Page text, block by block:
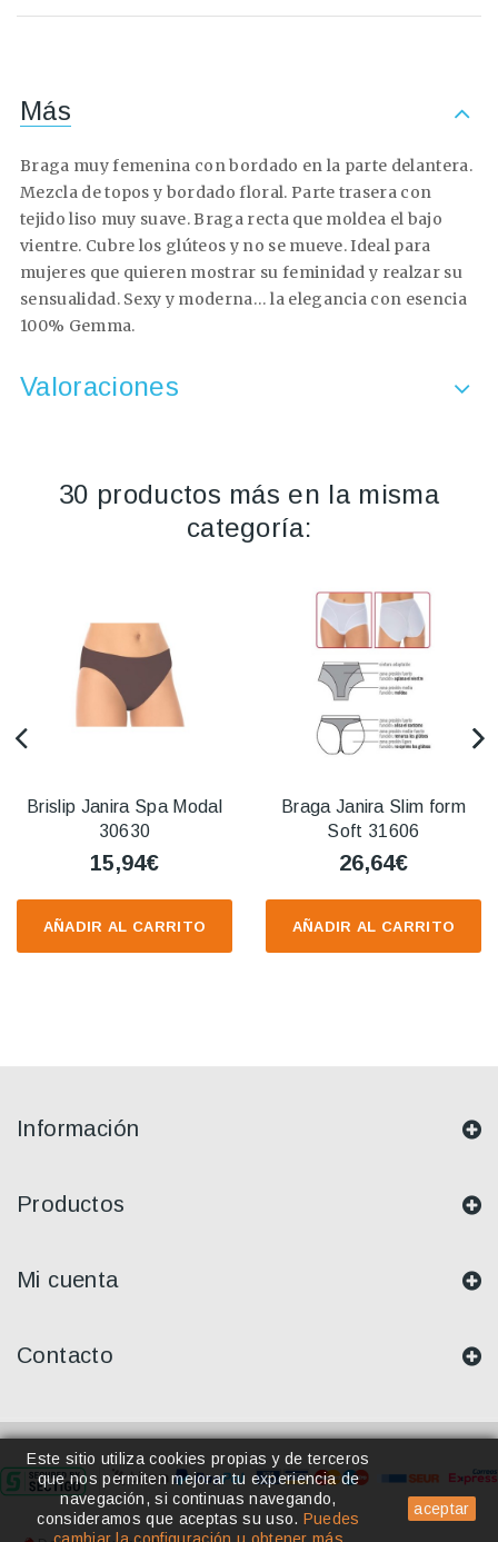
Este sitio utiliza cookies propias y de terceros
que nos permiten mejorar tu experiencia de
navegación, si continuas navegando,
consideramos que aceptas su uso. Puedes
aceptar
Más
Braga muy femenina con bordado en la parte delantera.
Mezcla de topos y bordado floral. Parte trasera con
tejido liso muy suave. Braga recta que moldea el bajo
vientre. Cubre los glúteos y no se mueve.Ideal para
mujeres que quieren mostrar su feminidad y realzar su
sensualidad. Sexy y moderna… la elegancia con esencia
100% Gemma.
Valoraciones
30 productos más en la misma
categoría:
AÑADIR AL CARRITO
Brislip Janira Spa Modal
30630
15,94€
AÑADIR AL CARRITO
Braga Janira Slim form
Soft 31606
26,64€
Información
Productos
Mi cuenta
Contacto